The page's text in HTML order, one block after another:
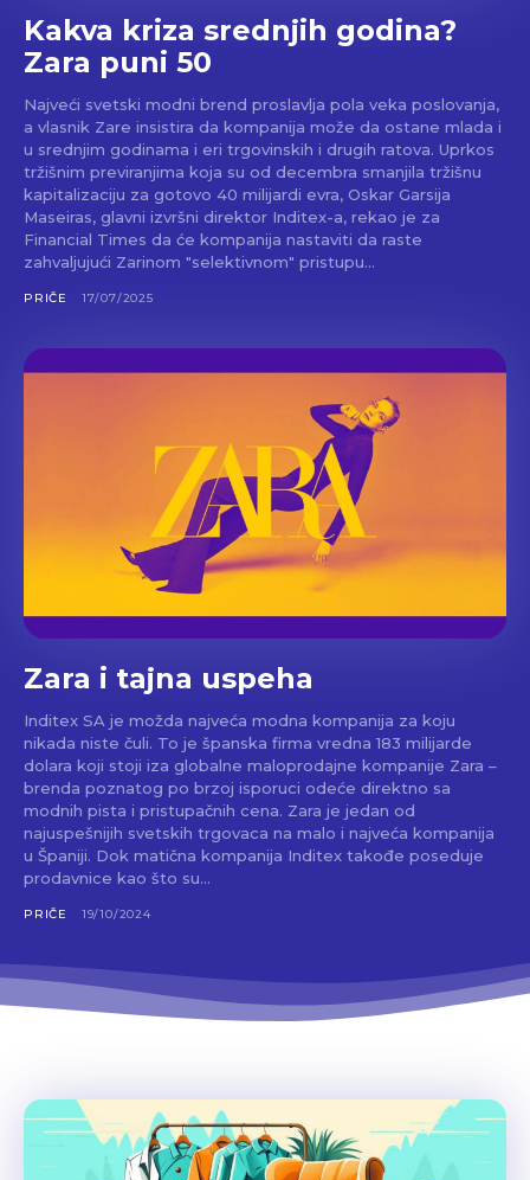
Kakva kriza srednjih godina?
Zara puni 50
Najveći svetski modni brend proslavlja pola veka poslovanja,
a vlasnik Zare insistira da kompanija može da ostane mlada i
u srednjim godinama i eri trgovinskih i drugih ratova. Uprkos
tržišnim previranjima koja su od decembra smanjila tržišnu
kapitalizaciju za gotovo 40 milijardi evra, Oskar Garsija
Maseiras, glavni izvršni direktor Inditex-a, rekao je za
Financial Times da će kompanija nastaviti da raste
zahvaljujući Zarinom "selektivnom" pristupu...
PRIČE 17/07/2025
Zara i tajna uspeha
Inditex SA je možda najveća modna kompanija za koju
nikada niste čuli. To je španska firma vredna 183 milijarde
dolara koji stoji iza globalne maloprodajne kompanije Zara –
brenda poznatog po brzoj isporuci odeće direktno sa
modnih pista i pristupačnih cena. Zara je jedan od
najuspešnijih svetskih trgovaca na malo i najveća kompanija
u Španiji. Dok matična kompanija Inditex takođe poseduje
prodavnice kao što su...
PRIČE 19/10/2024